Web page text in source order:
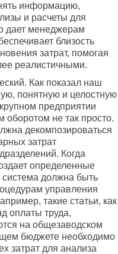
информацию,
и расчеты для
дает менеджерам
близость
затрат, помогая
реалистичными.
Как показал наш
понятную и целостную
предприятии
оборотом не так просто.
декомпозироваться
затрат
Когда
определенные
система должна быть
управления
такие статьи, как
оплаты труда,
на общезаводском
бюджете необходимо
затрат для анализа